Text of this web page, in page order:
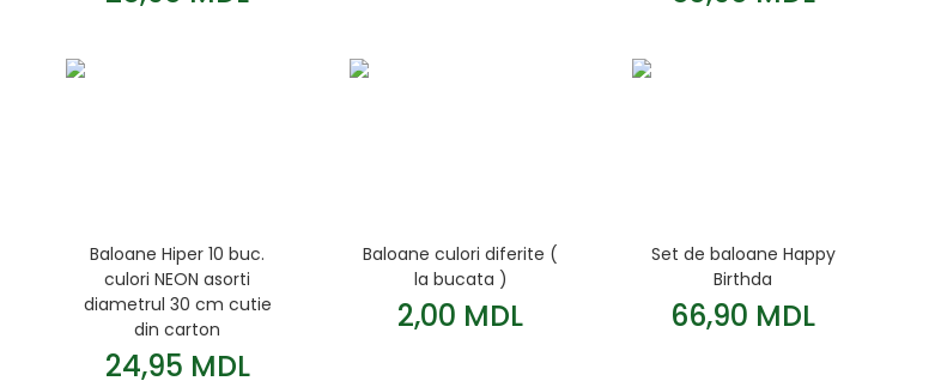
Baloane Hiper 10 buc.
culori NEON asorti
diametrul 30 cm cutie
din carton
24,95 MDL
Baloane culori diferite (
la bucata )
2,00 MDL
Set de baloane Happy
Birthda
66,90 MDL